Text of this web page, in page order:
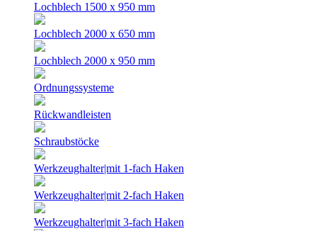
Lochblech 1500 x 950 mm
Lochblech 2000 x 650 mm
Lochblech 2000 x 950 mm
Ordnungssysteme
Rückwandleisten
Schraubstöcke
Werkzeughalter|mit 1-fach Haken
Werkzeughalter|mit 2-fach Haken
Werkzeughalter|mit 3-fach Haken